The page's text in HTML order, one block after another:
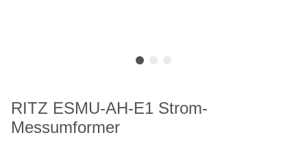
RITZ ESMU-AH-E1 Strom-
Messumformer